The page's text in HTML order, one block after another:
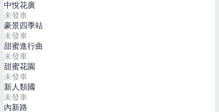
中悅花廣
未發車
豪景四季站
未發車
甜蜜進行曲
未發車
甜蜜花園
未發車
新人類國
未發車
內新路